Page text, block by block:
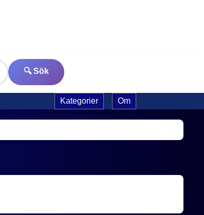
🔍 Sök
Kategorier Om